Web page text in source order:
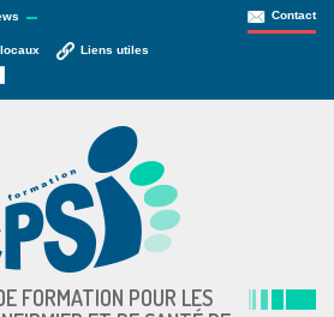
Liens utiles
Contact
FORMATION POUR LES